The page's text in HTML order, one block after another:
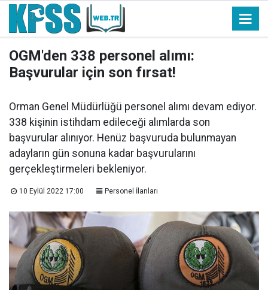
OGM'den 338 personel alımı:
Başvurular için son fırsat!
Orman Genel Müdürlüğü personel alımı devam ediyor.
338 kişinin istihdam edileceği alımlarda son
başvurular alınıyor. Henüz başvuruda bulunmayan
adayların gün sonuna kadar başvurularını
gerçekleştirmeleri bekleniyor.
10 Eylül 2022 17:00 Personel İlanları